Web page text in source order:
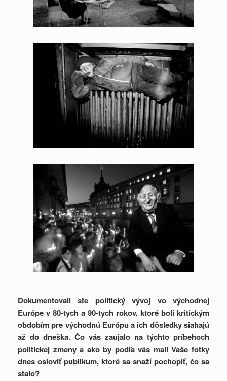
Dokumentovali ste politický vývoj vo východnej
Európe v 80-tych a 90-tych rokov, ktoré boli kritickým
obdobím pre východnú Európu a ich dôsledky siahajú
až do dneška. Čo vás zaujalo na týchto príbehoch
politickej zmeny a ako by podľa vás mali Vaše fotky
dnes osloviť publikum, ktoré sa snaží pochopiť, čo sa
stalo?